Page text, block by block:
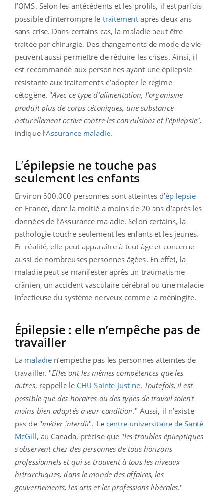
l’OMS. Selon les antécédents et les profils, il est parfois
possible d’interrompre le traitementaprès deux ans
sans crise. Dans certains cas, la maladie peut être
traitée par chirurgie. Des changements de mode de vie
peuvent aussi permettre de réduire les crises. Ainsi, il
est recommandé aux personnes ayant une épilepsie
résistante aux traitements d’adopter le régime
cétogène. "Avec ce type d’alimentation, l’organisme
produit plus de corps cétoniques, une substance
naturellement active contre les convulsions et l’épilepsie",
indique l’Assurance maladie.
L’épilepsie ne touche pas
seulement les enfants
Environ 600.000 personnes sont atteintes d’épilepsie
en France, dont la moitié a moins de 20 ans d’après les
données de l’Assurance maladie. Selon certains, la
pathologie touche seulement les enfants et les jeunes.
En réalité, elle peut apparaître à tout âge et concerne
aussi de nombreuses personnes âgées. En effet, la
maladie peut se manifester après un traumatisme
crânien, un accident vasculaire cérébral ou une maladie
infectieuse du système nerveux comme la méningite.
Épilepsie : elle n’empêche pas de
travailler
La maladie n’empêche pas les personnes atteintes de
travailler. "Elles ont les mêmes compétences que les
autres, rappelle le CHU Sainte-Justine. Toutefois, il est
possible que des horaires ou des types de travail soient
moins bien adaptés à leur condition." Aussi, il n’existe
pas de "métier interdit". Le centre universitaire de Santé
McGill, au Canada, précise que "les troubles épileptiques
s'observent chez des personnes de tous horizons
professionnels et qui se trouvent à tous les niveaux
hiérarchiques, dans le monde des affaires, les
gouvernements, les arts et les professions libérales."